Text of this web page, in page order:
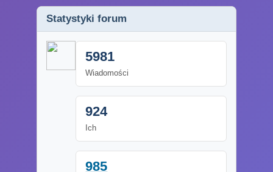
Statystyki forum
5981
Wiadomości
924
Ich
985